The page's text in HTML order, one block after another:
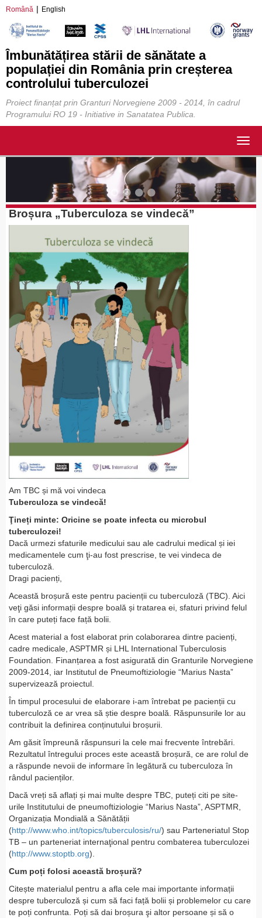
Română English
Îmbunătățirea stării de sănătate a
populației din România prin creșterea
controlului tuberculozei
Proiect finanțat prin Granturi Norvegiene 2009 - 2014, în cadrul
Programului RO 19 - Initiative in Sanatatea Publica.
Broșura „Tuberculoza se vindecă”
Am TBC și mă voi vindeca
Tuberculoza se vindecă!
Ţineți minte: Oricine se poate infecta cu microbul
tuberculozei!
Dacă urmezi sfaturile medicului sau ale cadrului medical și iei
medicamentele cum ţi-au fost prescrise, te vei vindeca de
tuberculoză.
Dragi pacienți,
Această broșură este pentru pacienții cu tuberculoză (TBC). Aici
veţi găsi informații despre boală și tratarea ei, sfaturi privind felul
în care puteți face față bolii.
Acest material a fost elaborat prin colaborarea dintre pacienți,
cadre medicale, ASPTMR și LHL International Tuberculosis
Foundation. Finanțarea a fost asigurată din Granturile Norvegiene
2009-2014, iar Institutul de Pneumoftiziologie “Marius Nasta”
supervizează proiectul.
În timpul procesului de elaborare i-am întrebat pe pacienții cu
tuberculoză ce ar vrea să știe despre boală. Răspunsurile lor au
contribuit la definirea conținutului broșurii.
Am găsit împreună răspunsuri la cele mai frecvente întrebări.
Rezultatul întregului proces este această broșură, ce are rolul de
a răspunde nevoii de informare în legătură cu tuberculoza în
rândul pacienților.
Dacă vreți să aflați și mai multe despre TBC, puteți citi pe site-
urile Institutului de pneumoftiziologie “Marius Nasta”, ASPTMR,
Organizația Mondială a Sănătății
(http://www.who.int/topics/tuberculosis/ru/) sau Parteneriatul Stop
TB – un parteneriat internaţional pentru combaterea tuberculozei
(http://www.stoptb.org).
Cum poți folosi această broșură?
Citește materialul pentru a afla cele mai importante informații
despre tuberculoză și cum să faci față bolii și problemelor cu care
te poți confrunta. Poți să dai broșura şi altor persoane și să o